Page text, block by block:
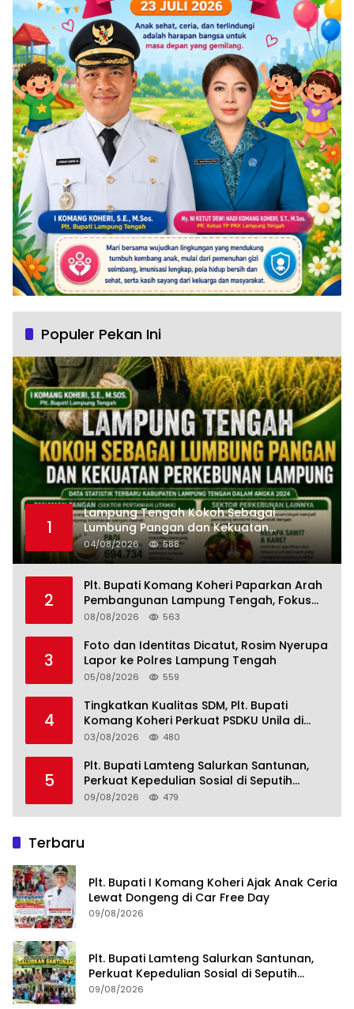
Populer Pekan Ini
1
Lampung Tengah Kokoh Sebagai
Lumbung Pangan dan Kekuatan
Perkebunan Lampung, Komang Koheri:
Kemandirian Pangan adalah Fondasi
04/08/2026 588
2
Plt. Bupati Komang Koheri Paparkan Arah
Pembangunan Lampung Tengah, Fokus
pada SDM, Ekonomi, Infrastruktur dan
08/08/2026 563
3
Foto dan Identitas Dicatut, Rosim Nyerupa
Lapor ke Polres Lampung Tengah
05/08/2026 559
4
Tingkatkan Kualitas SDM, Plt. Bupati
Komang Koheri Perkuat PSDKU Unila di
Lampung Tengah
03/08/2026 480
5
Plt. Bupati Lamteng Salurkan Santunan,
Perkuat Kepedulian Sosial di Seputih
Mataram
09/08/2026 479
Terbaru
Plt. Bupati I Komang Koheri Ajak Anak Ceria
Lewat Dongeng di Car Free Day
09/08/2026
Plt. Bupati Lamteng Salurkan Santunan,
Perkuat Kepedulian Sosial di Seputih
Mataram
09/08/2026